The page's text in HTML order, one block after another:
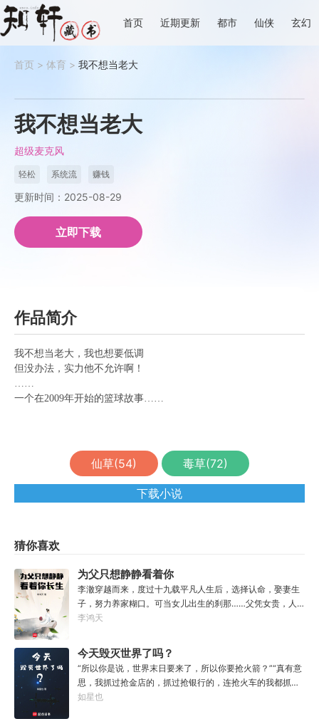
首页 近期更新 都市 仙侠 玄幻
首页 > 体育 > 我不想当老大
我不想当老大
超级麦克风
轻松 系统流 赚钱
更新时间：2025-08-29
立即下载
作品简介
我不想当老大，我也想要低调
但没办法，实力他不允许啊！
……
一个在2009年开始的篮球故事……
仙草(54) 毒草(72)
下载小说
猜你喜欢
为父只想静静看着你
长生
李澈穿越而来，度过十九载平凡人生后，选择认命，娶妻生
子，努力养家糊口。可当女儿出生的刹那……父凭女贵，人
生不再平凡。……女儿平安出生，你获得道果【仙工】女儿
无灾，获得道果【无垢心】女儿三岁，活泼机灵，获得道果
【棋圣】女儿四岁、五岁、六岁…………李澈发现，女儿每长
大一岁，他便可凝聚出一颗道果，加持己身。从此以后，李
澈有了一个朴实无华的愿望。一岁一道果，默默守长生。为
父只想……从老婆孩子热炕头开始，心平气和的守护女儿长
李鸿天
今天毁灭世界了吗？
“所以你是说，世界末日要来了，所以你要抢火箭？”“真有意
思，我抓过抢金店的，抓过抢银行的，连抢火车的我都抓
过，就是没抓过抢火箭的。”“你怎么想的？就算你真把火箭
如星也